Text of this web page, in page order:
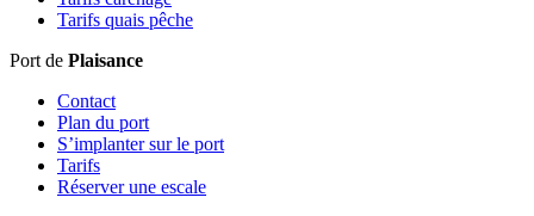
Tarifs quais pêche
Port de Plaisance
Contact
Plan du port
S’implanter sur le port
Tarifs
Réserver une escale